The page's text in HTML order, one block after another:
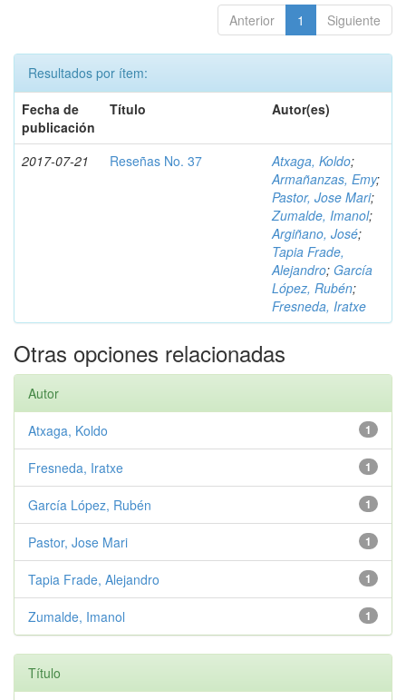
Anterior 1 Siguiente
Resultados por ítem:
Fecha de
publicación
Título Autor(es)
2017-07-21 Reseñas No. 37 Atxaga, Koldo;
Armañanzas, Emy;
Pastor, Jose Mari;
Zumalde, Imanol;
Argiñano, José;
Tapia Frade,
Alejandro; García
López, Rubén;
Fresneda, Iratxe
Otras opciones relacionadas
Autor
1
Atxaga, Koldo
1
Fresneda, Iratxe
1
García López, Rubén
1
Pastor, Jose Mari
1
Tapia Frade, Alejandro
1
Zumalde, Imanol
Título